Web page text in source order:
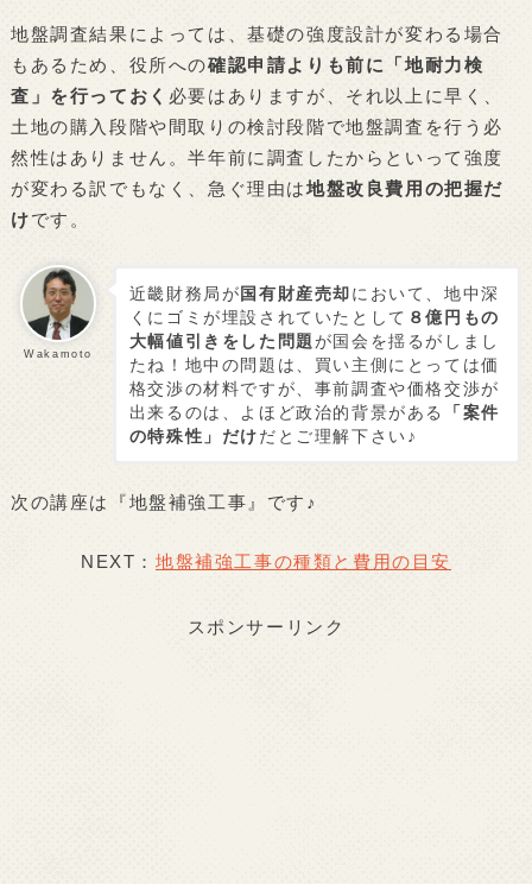
地盤調査結果によっては、基礎の強度設計が変わる場合
もあるため、役所への確認申請よりも前に「地耐力検
査」を行っておく 必要はありますが、それ以上に早く、
土地の購入段階や間取りの検討段階で地盤調査を行う必
然性はありません。半年前に調査したからといって強度
が変わる訳でもなく、急ぐ理由は地盤改良費用の把握だ
けです。
Wakamoto
近畿財務局が国有財産売却 において、地中深
くにゴミが埋設されていたとして ８億円もの
大幅値引きをした問題が国会を揺るがしまし
たね！地中の問題は、買い主側にとっては価
格交渉の材料ですが、事前調査や価格交渉が
出来るのは、よほど政治的背景がある
「案件
の特殊性」だけだとご理解下さい♪
次の講座は『地盤補強工事』です♪
NEXT： 地盤補強工事の種類と費用の目安
スポンサーリンク